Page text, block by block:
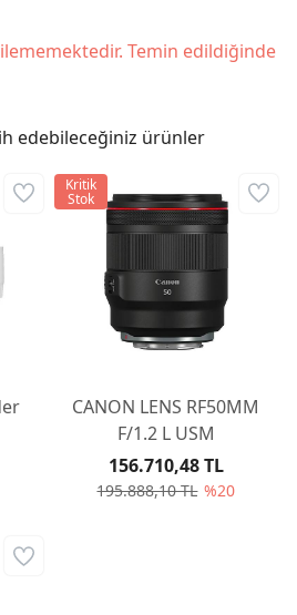
Temin edildiğinde
edebileceğiniz ürünler
CANON LENS RF50MM
F/1.2 L USM
195.888,10 TL %20
156.710,48 TL
Kritik
Stok